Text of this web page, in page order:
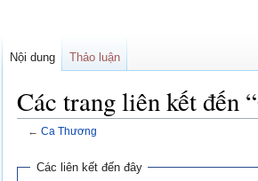
Các trang liên kết đến
← Ca Thương
Buớc
BướcCác liên kết đến đây
Nội dung Thảo luận